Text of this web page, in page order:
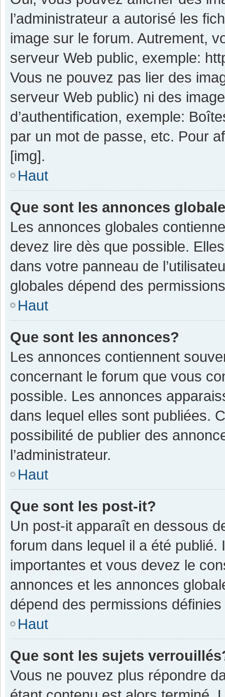
l’administrateur a autorisé les
image sur le forum. Autrement,
serveur Web public, exemple:
Vous ne pouvez pas lier des
serveur Web public) ni des
d’authentification, exemple:
par un mot de passe, etc. Pour
[img].
Haut
Que sont les annonces
Les annonces globales
devez lire dès que possible.
dans votre panneau de
globales dépend des
Haut
Que sont les annonces?
Les annonces contiennent
concernant le forum que vous
possible. Les annonces
dans lequel elles sont publiées.
possibilité de publier des
l’administrateur.
Haut
Que sont les post-it?
Un post-it apparaît en dessous
forum dans lequel il a été
importantes et vous devez le
annonces et les annonces
dépend des permissions définies
Haut
Que sont les sujets
Vous ne pouvez plus répondre